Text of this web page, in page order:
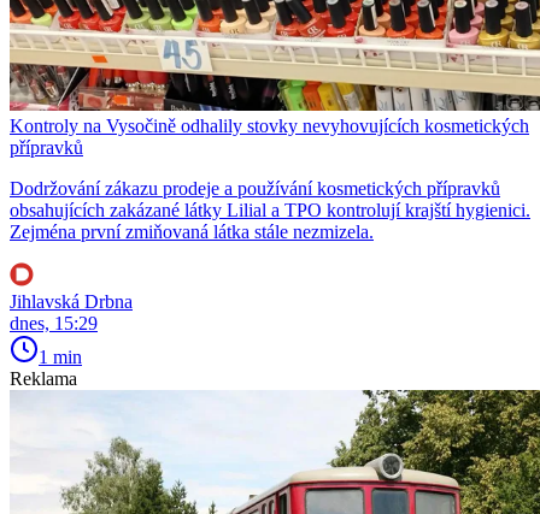
Kontroly na Vysočině odhalily stovky nevyhovujících kosmetických
přípravků
Dodržování zákazu prodeje a používání kosmetických přípravků
obsahujících zakázané látky Lilial a TPO kontrolují krajští hygienici.
Zejména první zmiňovaná látka stále nezmizela.
Jihlavská Drbna
dnes, 15:29
1 min
Reklama